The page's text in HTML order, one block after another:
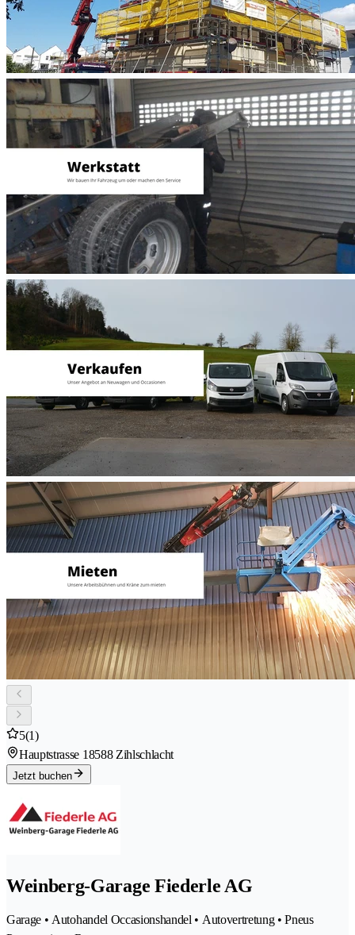
5(1)
Hauptstrasse 18588 Zihlschlacht
Jetzt buchen
Weinberg-Garage Fiederle AG
Garage • Autohandel Occasionshandel • Autovertretung • Pneus